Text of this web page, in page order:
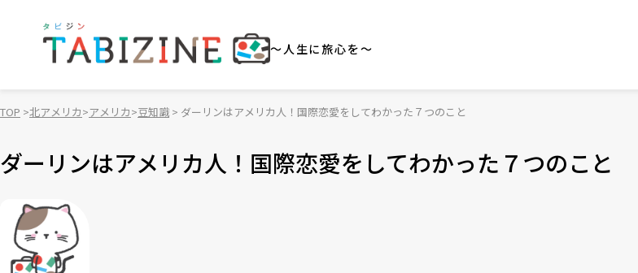
～人生に旅心を～
TOP 北アメリカ アメリカ 豆知識 ダーリンはアメリカ人！国際恋愛をしてわかった７つのこと
ダーリンはアメリカ人！国際恋愛をしてわかった７つのこと